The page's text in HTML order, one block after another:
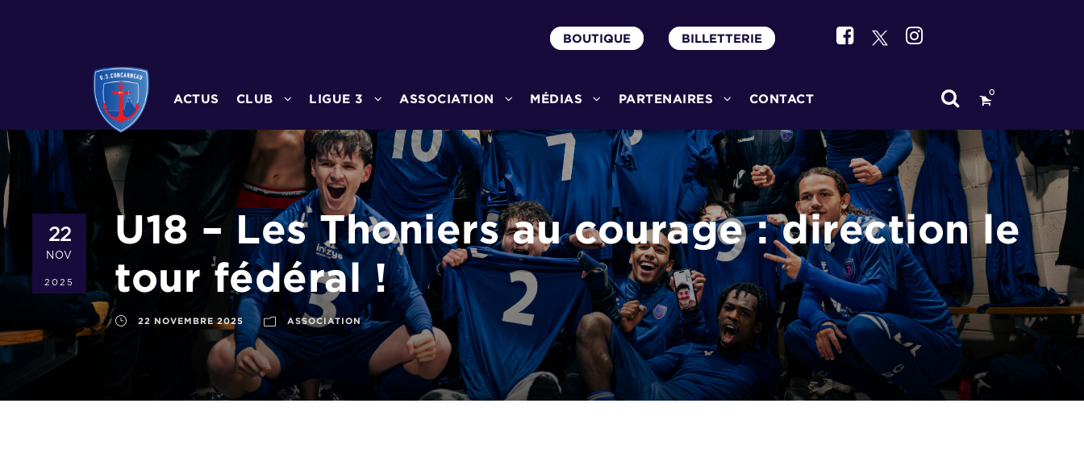
BOUTIQUE BILLETTERIE
ACTUS CLUB LIGUE 3 ASSOCIATION MÉDIAS PARTENAIRES CONTACT 0
22
NOV
2025
U18 – Les Thoniers au courage : direction le
tour fédéral !
22 NOVEMBRE 2025 ASSOCIATION